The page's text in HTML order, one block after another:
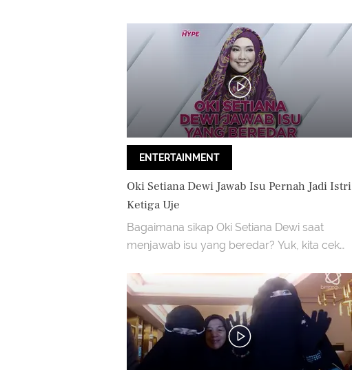
ENTERTAINMENT
Oki Setiana Dewi Jawab Isu Pernah Jadi Istri
Ketiga Uje
Bagaimana sikap Oki Setiana Dewi saat
menjawab isu yang beredar? Yuk, kita cek